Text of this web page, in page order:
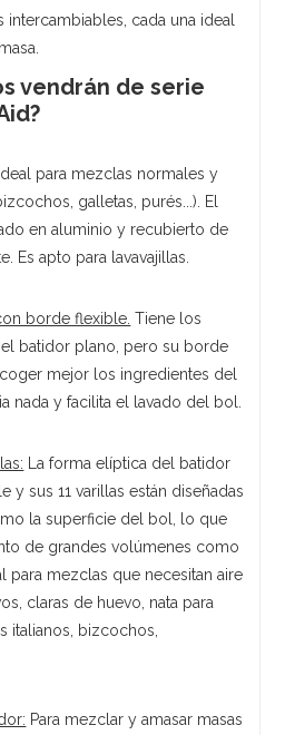
intercambiables, cada una ideal
vendrán de serie
para mezclas normales y
galletas, purés...). El
en aluminio y recubierto de
Es apto para lavavajillas.
borde flexible. Tiene los
batidor plano, pero su borde
mejor los ingredientes del
nada y facilita el lavado del bol.
La forma elíptica del batidor
y sus 11 varillas están diseñadas
la superficie del bol, lo que
de grandes volúmenes como
para mezclas que necesitan aire
claras de huevo, nata para
italianos, bizcochos,
Para mezclar y amasar masas